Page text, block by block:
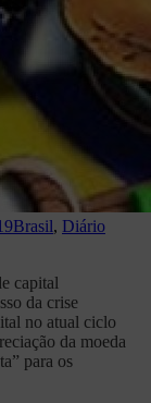
Brasil, Diário
capital
da crise
no atual ciclo
da moeda
para os